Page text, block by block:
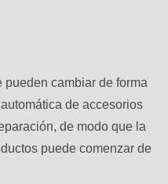
cambiar de forma
de accesorios
de modo que la
puede comenzar de